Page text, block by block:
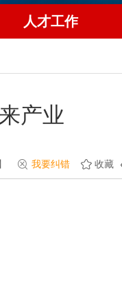
人才工作
产业
我要纠错 收藏